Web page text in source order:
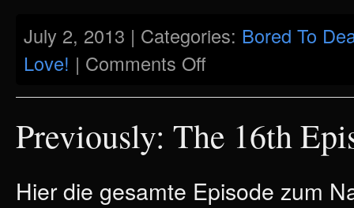
July 2, 2013 | Categories: Bored To
Love! | Comments Off
Previously: The 16th
Hier die gesamte Episode zum